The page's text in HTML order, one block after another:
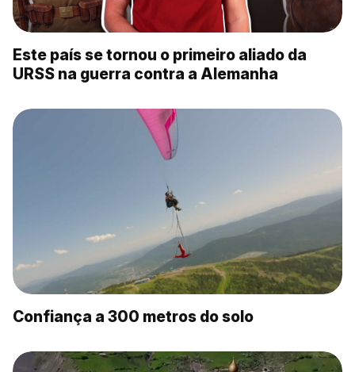
Este país se tornou o primeiro aliado da
URSS na guerra contra a Alemanha
Confiança a 300 metros do solo